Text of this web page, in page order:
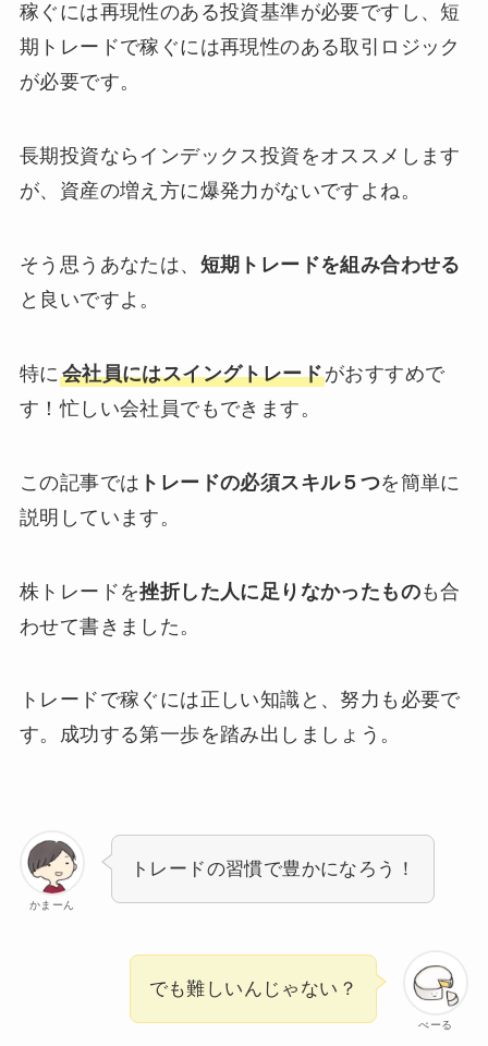
稼ぐには再現性のある投資基準が必要ですし、短
期トレードで稼ぐには再現性のある取引ロジック
が必要です。
長期投資ならインデックス投資をオススメします
が、資産の増え方に爆発力がないですよね。
そう思うあなたは、 短期トレードを組み合わせる
と良いですよ。
特に 会社員にはスイングトレードがおすすめで
す！忙しい会社員でもできます。
この記事では トレードの必須スキル５つを簡単に
説明しています。
株トレードを挫折した人に足りなかったものも合
わせて書きました。
トレードで稼ぐには正しい知識と、努力も必要で
す。成功する第一歩を踏み出しましょう。
かまーん
トレードの習慣で豊かになろう！
べーる
でも難しいんじゃない？